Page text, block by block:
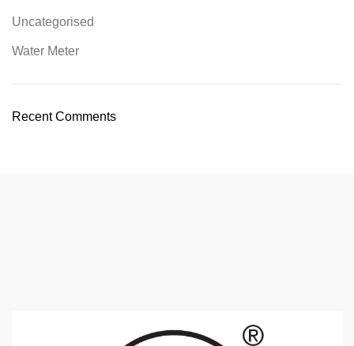
Uncategorised
Water Meter
Recent Comments